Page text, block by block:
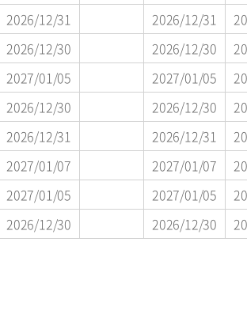
2026/12/31 2026/12/31
2026/12/30 2026/12/30
2027/01/05 2027/01/05
2026/12/30 2026/12/30
2026/12/31 2026/12/31
2027/01/07 2027/01/07
2027/01/05 2027/01/05
2026/12/30 2026/12/30